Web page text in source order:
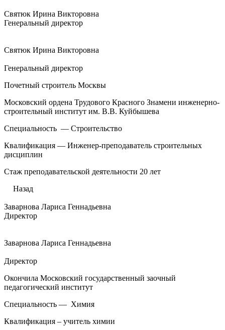
Святюк Ирина Викторовна
Генеральный директор
Святюк Ирина Викторовна
Генеральный директор
Почетный строитель Москвы
Московский ордена Трудового Красного Знамени инженерно-
строительный институт им. В.В. Куйбышева
Специальность — Строительство
Квалификация — Инженер-преподаватель строительных
дисциплин
Стаж преподавательской деятельности 20 лет
Назад
Заварнова Лариса Геннадьевна
Директор
Заварнова Лариса Геннадьевна
Директор
Окончила Московский государственный заочный
педагогический институт
Специальность — Химия
Квалификация – учитель химии